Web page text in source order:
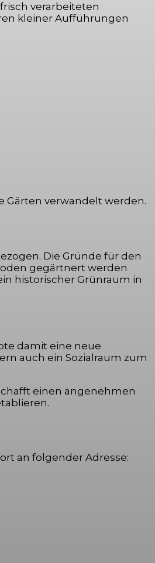
verarbeiteten
kleiner Aufführungen
Gärten verwandelt werden.
Die Gründe für den
gegärtnert werden
historischer Grünraum in
damit eine neue
auch ein Sozialraum zum
einen angenehmen
an folgender Adresse: